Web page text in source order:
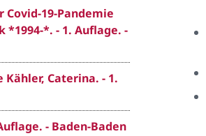
19-Pandemie
*. - 1. Auflage. -
Caterina. - 1.
- Baden-Baden